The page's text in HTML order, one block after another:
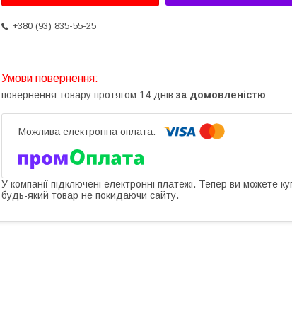
+380 (93) 835-55-25
повернення товару протягом 14 днів за домовленістю
У компанії підключені електронні платежі. Тепер ви можете
будь-який товар не покидаючи сайту.